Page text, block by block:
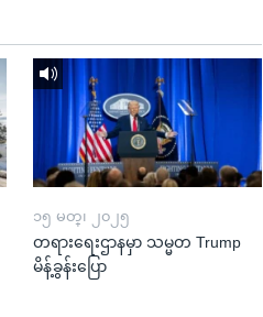
၁၅ မတ္၊ ၂၀၂၅
တရားရေးဌာနမှာ သမ္မတ Trump
မိန့်ခွန်းပြော